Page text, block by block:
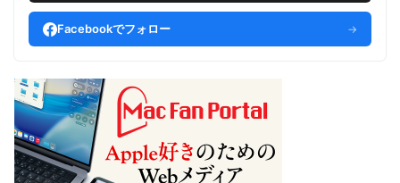
Facebookでフォロー →